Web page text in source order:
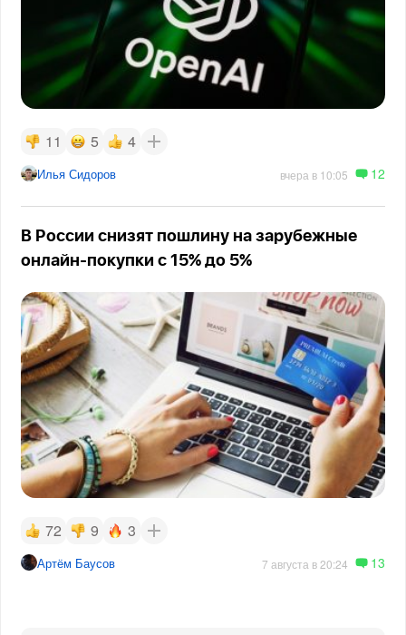
11 5 4
Илья Сидоров вчера в 10:05 12
В России снизят пошлину на зарубежные
онлайн-покупки с 15% до 5%
72 9 3
Артём Баусов 7 августа в 20:24 13